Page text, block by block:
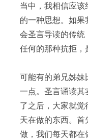
当中，我相信应
的一种思想。如
会圣言导读的传统
任何的那种抗拒，
可能有的弟兄姊妹
一点。圣言诵读其
了之后，大家就
天在做的东西。
做，我们每天都在